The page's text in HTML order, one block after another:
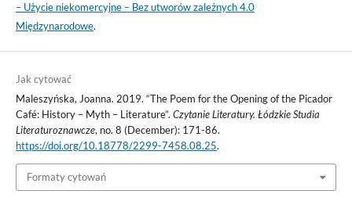
– Użycie niekomercyjne – Bez utworów zależnych 4.0
Międzynarodowe.
Jak cytować
Maleszyńska, Joanna. 2019. “The Poem for the Opening of the Picador
Café: History – Myth – Literature”. Czytanie Literatury. Łódzkie Studia
Literaturoznawcze, no. 8 (December): 171-86.
https://doi.org/10.18778/2299-7458.08.25.
Formaty cytowań